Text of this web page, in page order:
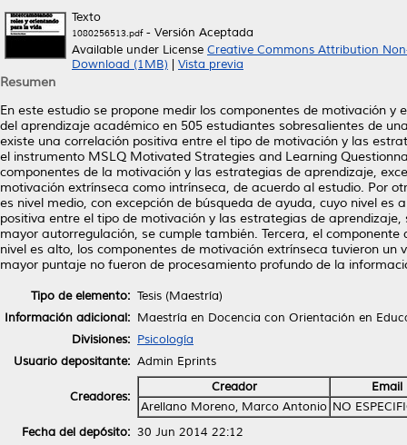
Texto
1080256513.pdf- Versión Aceptada
Available under License Creative Commons Attribution
Download (1MB)
Vista previa
Resumen
En este estudio se propone medir los componentes de motivación
del aprendizaje académico en 505 estudiantes sobresalientes de
existe una correlación positiva entre el tipo de motivación y las
el instrumento MSLQ Motivated Strategies and Learning
componentes de la motivación y las estrategias de aprendizaje,
motivación extrínseca como intrínseca, de acuerdo al estudio. Por
es nivel medio, con excepción de búsqueda de ayuda, cuyo nivel
positiva entre el tipo de motivación y las estrategias de
mayor autorregulación, se cumple también. Tercera, el
nivel es alto, los componentes de motivación extrínseca tuvieron
mayor puntaje no fueron de procesamiento profundo de la
Tipo de elemento: Tesis (Maestría)
Información adicional: Maestría en Docencia con Orientación en
Divisiones: Psicología
Usuario depositante: Admin Eprints
Creadores:
Creador
Email
Arellano Moreno, Marco Antonio NO
Fecha del depósito: 30 Jun 2014 22:12